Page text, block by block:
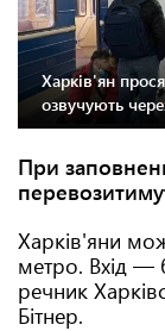
Харків'ян
озвучують
При
Харків'яни
метро. Вхід —
речник
Бітнер.